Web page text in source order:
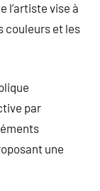
l’artiste vise à
couleurs et les
par
une